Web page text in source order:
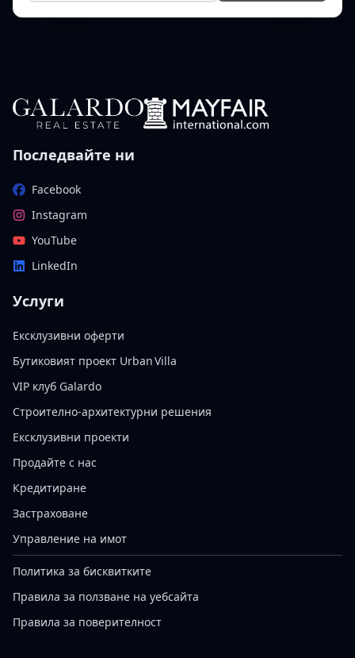
Последвайте ни
Facebook
Instagram
YouTube
LinkedIn
Услуги
Ексклузивни оферти
Бутиковият проект Urban Villa
VIP клуб Galardo
Строително-архитектурни решения
Ексклузивни проекти
Продайте с нас
Кредитиране
Застраховане
Управление на имот
Политика за бисквитките
Правила за ползване на уебсайта
Правила за поверителност